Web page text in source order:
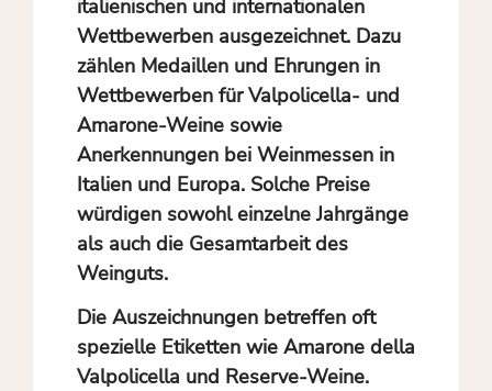
italienischen und internationalen
Wettbewerben ausgezeichnet. Dazu
zählen Medaillen und Ehrungen in
Wettbewerben für Valpolicella- und
Amarone-Weine sowie
Anerkennungen bei Weinmessen in
Italien und Europa. Solche Preise
würdigen sowohl einzelne Jahrgänge
als auch die Gesamtarbeit des
Weinguts.
Die Auszeichnungen betreffen oft
spezielle Etiketten wie Amarone della
Valpolicella und Reserve-Weine.